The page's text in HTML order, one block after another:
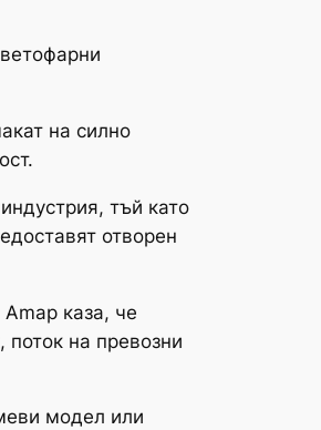
на силно
тъй като
отворен
каза, че
на превозни
модел или